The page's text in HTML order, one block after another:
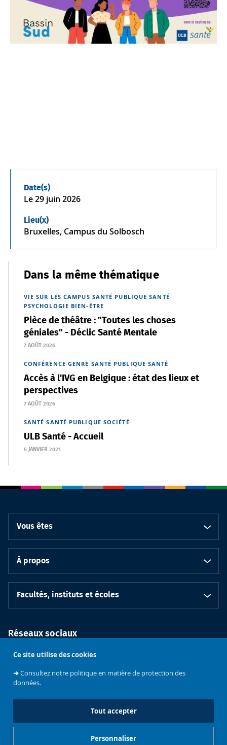
Ce site utilise des cookies
➜Consultez notre politique en matière de protection des
données.
Tout accepter
Personnaliser
Date(s)
Le29 juin 2026
Lieu(x)
Bruxelles, Campus du Solbosch
Dans la même thématique
VIE SUR LES CAMPUS SANTÉ PUBLIQUE SANTÉ
PSYCHOLOGIE BIEN-ÊTRE
Pièce de théâtre : "Toutes les choses
géniales" - Déclic Santé Mentale
7 AOÛT 2026
CONFÉRENCE GENRE SANTÉ PUBLIQUE SANTÉ
Accès à l'IVG en Belgique : état des lieux et
perspectives
7 AOÛT 2026
SANTÉ SANTÉ PUBLIQUE SOCIÉTÉ
ULB Santé - Accueil
5 JANVIER 2021
Vous êtes
À propos
Facultés, instituts et écoles
Réseaux sociaux
Contacts
l'Université